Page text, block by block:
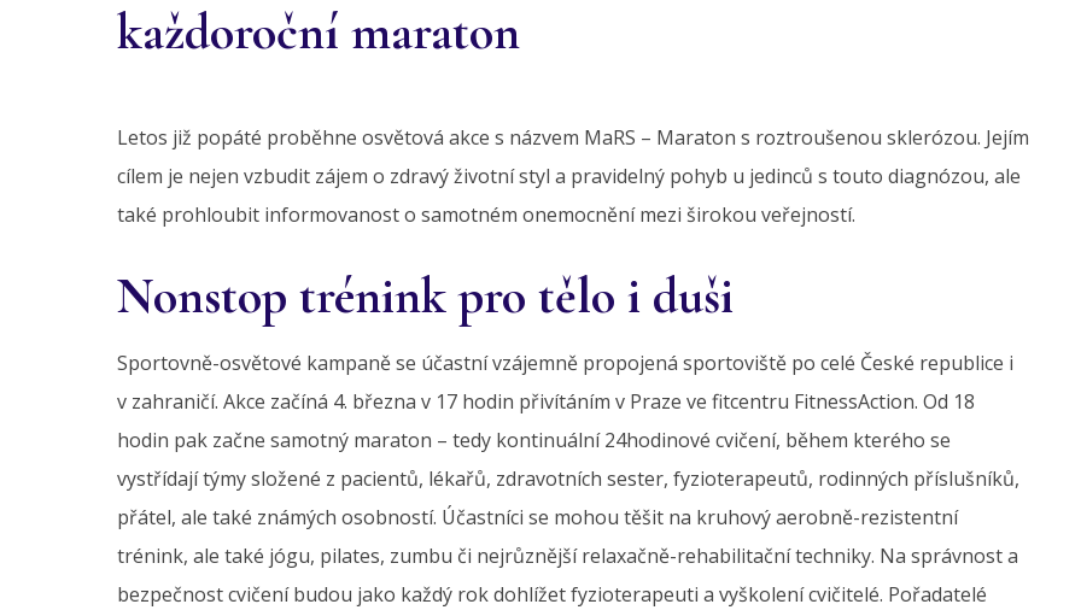
každoroční maraton
Letos již popáté proběhne osvětová akce s názvem MaRS – Maraton s roztroušenou sklerózou. Jejím
cílem je nejen vzbudit zájem o zdravý životní styl a pravidelný pohyb u jedinců s touto diagnózou, ale
také prohloubit informovanost o samotném onemocnění mezi širokou veřejností.
Nonstop trénink pro tělo i duši
Sportovně-osvětové kampaně se účastní vzájemně propojená sportoviště po celé České republice i
v zahraničí. Akce začíná 4. března v 17 hodin přivítáním v Praze ve fitcentru FitnessAction. Od 18
hodin pak začne samotný maraton – tedy kontinuální 24hodinové cvičení, během kterého se
vystřídají týmy složené z pacientů, lékařů, zdravotních sester, fyzioterapeutů, rodinných příslušníků,
přátel, ale také známých osobností. Účastníci se mohou těšit na kruhový aerobně-rezistentní
trénink, ale také jógu, pilates, zumbu či nejrůznější relaxačně-rehabilitační techniky. Na správnost a
bezpečnost cvičení budou jako každý rok dohlížet fyzioterapeuti a vyškolení cvičitelé. Pořadatelé